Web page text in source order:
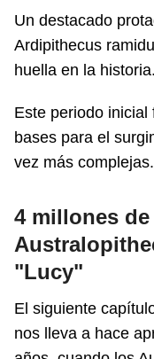
Un destacado
Ardipithecus
huella en la historia.
Este periodo
bases para el
vez más complejas.
4 millones
"Lucy"
El siguiente
nos lleva a hace